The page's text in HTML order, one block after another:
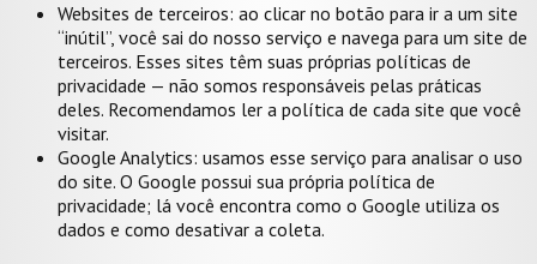
Websites de terceiros: ao clicar no botão para ir a um site
“inútil”, você sai do nosso serviço e navega para um site de
terceiros. Esses sites têm suas próprias políticas de
privacidade — não somos responsáveis pelas práticas
deles. Recomendamos ler a política de cada site que você
visitar.
Google Analytics: usamos esse serviço para analisar o uso
do site. O Google possui sua própria política de
privacidade; lá você encontra como o Google utiliza os
dados e como desativar a coleta.